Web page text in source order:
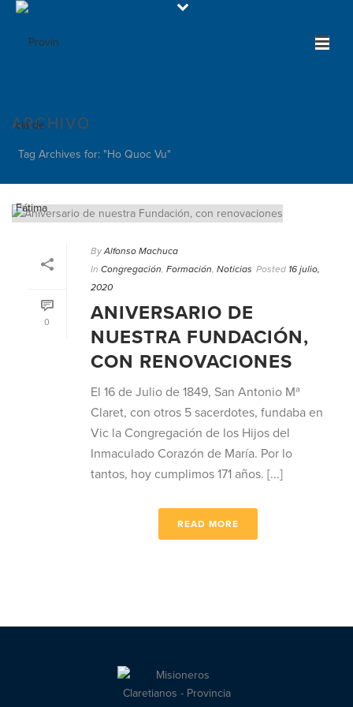
ARCHIVO
Tag Archives for: "Ho Quoc Vu"
0
By Alfonso Machuca
In Congregación, Formación, Noticias Posted 16 julio,
2020
ANIVERSARIO DE
NUESTRA FUNDACIÓN,
CON RENOVACIONES
El 16 de Julio de 1849, San Antonio Mª
Claret, con otros 5 sacerdotes, fundaba en
Vic la Congregación de los Hijos del
Inmaculado Corazón de María. Por lo
tantos, hoy cumplimos 171 años. [...]
READ MORE